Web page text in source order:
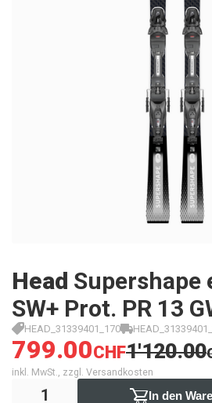
Head Supershape
SW+ Prot. PR 13
HEAD_31339401_170
799.00CHF1'120.00
inkl. MwSt., zzgl. Versandkosten
In den